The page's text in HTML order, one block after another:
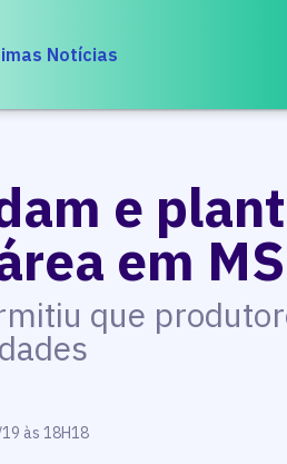
Notícias
e
em MS
que
às 18H18